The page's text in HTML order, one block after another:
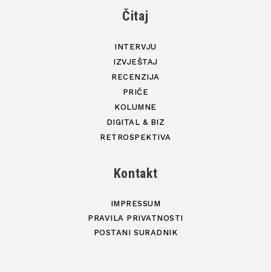
Čitaj
INTERVJU
IZVJEŠTAJ
RECENZIJA
PRIČE
KOLUMNE
DIGITAL & BIZ
RETROSPEKTIVA
Kontakt
IMPRESSUM
PRAVILA PRIVATNOSTI
POSTANI SURADNIK